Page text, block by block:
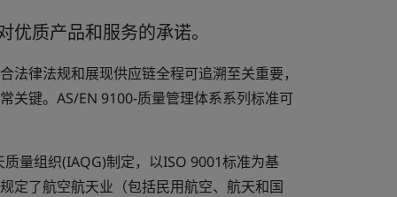
质产品和服务的承诺。
法律法规和展现供应链全程可追溯至关重要，
关键。AS/EN 9100-质量管理体系系列标准可
量组织(IAQG)制定，以ISO 9001标准为基
定了航空航天业（包括民用航空、航天和国